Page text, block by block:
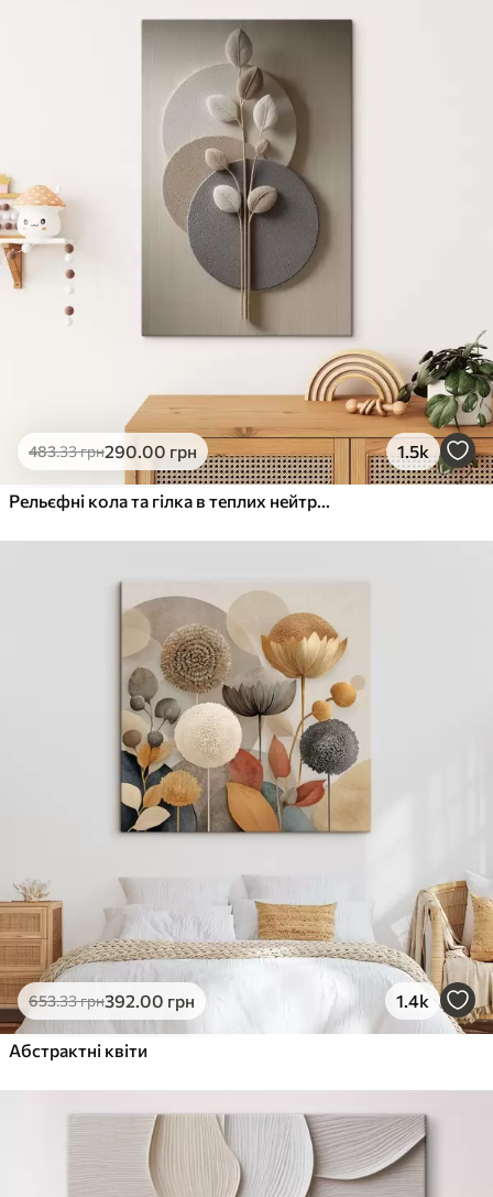
Яскраві, насичені кольори
Стійкість до вицвітання
Безпечне чорнило без запаху
Поверхня з текстурою полотна
Екологічний матеріал
Преміум
Від363
Яскраві, насичені кольори
Стійкість до вицвітання
Безпечне чорнило без запаху
Поверхня з текстурою полотна
Еко-Преміум
.00грн
✓Яскраві, насичені кольори
Поверхня з текстурою полотна
Екологічний матеріал
483.33грн290.00 грн 1.5k
Рельєфні кола та гілка в теплих нейтральних тонах
653.33грн392.00 грн 1.4k
Абстрактні квіти